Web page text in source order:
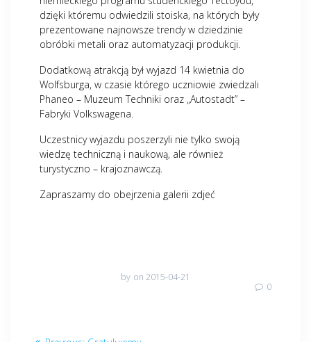
dzięki któremu odwiedzili stoiska, na których były
prezentowane najnowsze trendy w dziedzinie
obróbki metali oraz automatyzacji produkcji.
Dodatkową atrakcją był wyjazd 14 kwietnia do
Wolfsburga, w czasie którego uczniowie zwiedzali
Phaneo – Muzeum Techniki oraz „Autostadt” –
Fabryki Volkswagena.
Uczestnicy wyjazdu poszerzyli nie tylko swoją
wiedzę techniczną i naukową, ale również
turystyczno – krajoznawczą.
Zapraszamy do obejrzenia galerii zdjeć
by on 2015-04-21
0
Nawigacja